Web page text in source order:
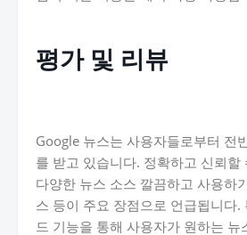
평가 및 리뷰
Google 뉴스는 사용자들로부터 전
를 받고 있습니다. 정확하고 신뢰할
다양한 뉴스 소스 깔끔하고 사용하
스 등이 주요 장점으로 언급됩니다.
드 기능을 통해 사용자가 원하는 뉴